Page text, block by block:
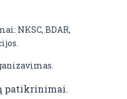
NKSC, BDAR,
patikrinimai.